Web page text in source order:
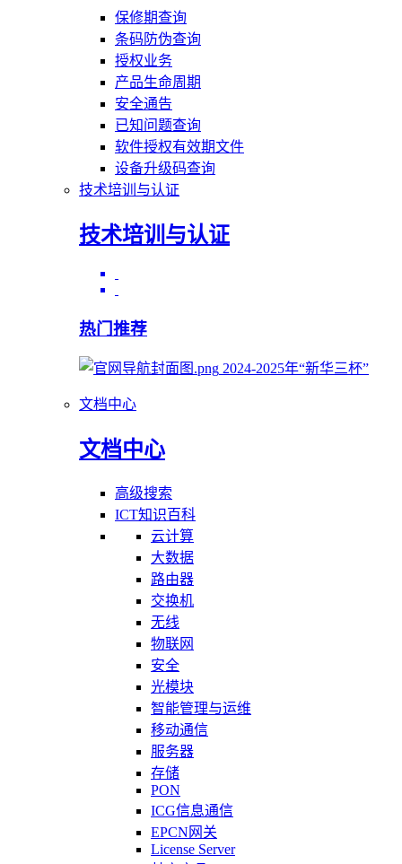
保修期查询
条码防伪查询
授权业务
产品生命周期
安全通告
已知问题查询
软件授权有效期文件
设备升级码查询
技术培训与认证
技术培训与认证
热门推荐
2024-2025年“新华三杯”
文档中心
文档中心
高级搜索
ICT知识百科
云计算
大数据
路由器
交换机
无线
物联网
安全
光模块
智能管理与运维
移动通信
服务器
存储
PON
ICG信息通信
EPCN网关
License Server